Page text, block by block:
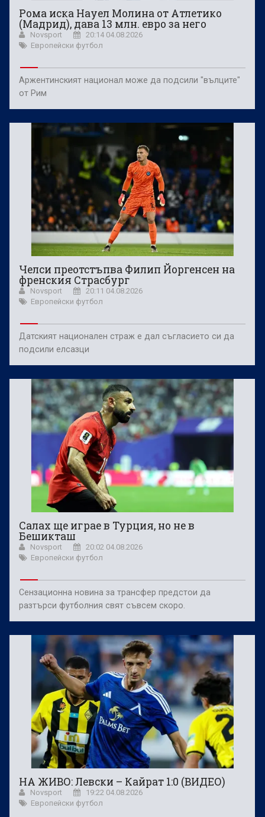
Рома иска Науел Молина от Атлетико
(Мадрид), дава 13 млн. евро за него
Novsport
20:14 04.08.2026
Европейски футбол
Аржентинският национал може да подсили "вълците"
от Рим
Челси преотстъпва Филип Йоргенсен на
френския Страсбург
Novsport
20:11 04.08.2026
Европейски футбол
Датският национален страж е дал съгласието си да
подсили елсазци
Салах ще играе в Турция, но не в
Бешикташ
Novsport
20:02 04.08.2026
Европейски футбол
Сензационна новина за трансфер предстои да
разтърси футболния свят съвсем скоро.
НА ЖИВО: Левски – Кайрат 1:0 (ВИДЕО)
Novsport
19:22 04.08.2026
Европейски футбол